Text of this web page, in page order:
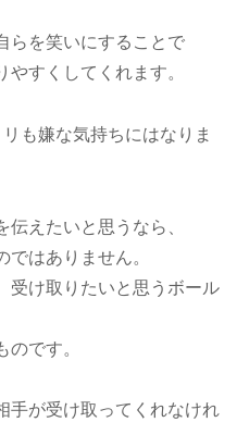
らを笑いにすることで
すくしてくれます。
も嫌な気持ちにはなりま
えたいと思うなら、
はありません。
受け取りたいと思うボール
です。
手が受け取ってくれなけれ